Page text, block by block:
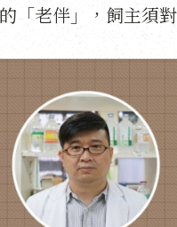
「老伴」，飼主須